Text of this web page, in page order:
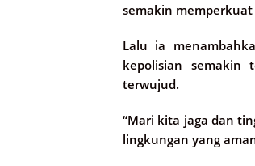
semakin
Lalu ia
kepolisian semakin
terwujud.
“Mari kita jaga dan
lingkungan yang